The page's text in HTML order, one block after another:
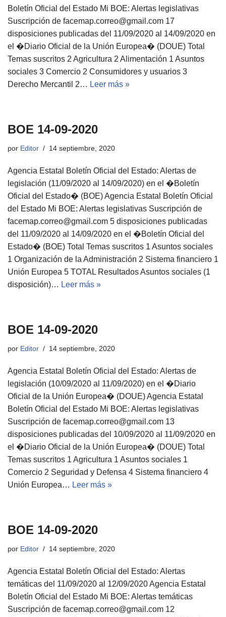
Boletín Oficial del Estado Mi BOE: Alertas legislativas
Suscripción de facemap.correo@gmail.com 17
disposiciones publicadas del 11/09/2020 al 14/09/2020 en
el �Diario Oficial de la Unión Europea� (DOUE) Total
Temas suscritos 2 Agricultura 2 Alimentación 1 Asuntos
sociales 3 Comercio 2 Consumidores y usuarios 3
Derecho Mercantil 2… Leer más »
BOE 14-09-2020
por Editor 14 septiembre, 2020
Agencia Estatal Boletín Oficial del Estado: Alertas de
legislación (11/09/2020 al 14/09/2020) en el �Boletín
Oficial del Estado� (BOE) Agencia Estatal Boletín Oficial
del Estado Mi BOE: Alertas legislativas Suscripción de
facemap.correo@gmail.com 5 disposiciones publicadas
del 11/09/2020 al 14/09/2020 en el �Boletín Oficial del
Estado� (BOE) Total Temas suscritos 1 Asuntos sociales
1 Organización de la Administración 2 Sistema financiero 1
Unión Europea 5 TOTAL Resultados Asuntos sociales (1
disposición)… Leer más »
BOE 14-09-2020
por Editor 14 septiembre, 2020
Agencia Estatal Boletín Oficial del Estado: Alertas de
legislación (10/09/2020 al 11/09/2020) en el �Diario
Oficial de la Unión Europea� (DOUE) Agencia Estatal
Boletín Oficial del Estado Mi BOE: Alertas legislativas
Suscripción de facemap.correo@gmail.com 13
disposiciones publicadas del 10/09/2020 al 11/09/2020 en
el �Diario Oficial de la Unión Europea� (DOUE) Total
Temas suscritos 1 Agricultura 1 Asuntos sociales 1
Comercio 2 Seguridad y Defensa 4 Sistema financiero 4
Unión Europea… Leer más »
BOE 14-09-2020
por Editor 14 septiembre, 2020
Agencia Estatal Boletín Oficial del Estado: Alertas
temáticas del 11/09/2020 al 12/09/2020 Agencia Estatal
Boletín Oficial del Estado Mi BOE: Alertas temáticas
Suscripción de facemap.correo@gmail.com 12